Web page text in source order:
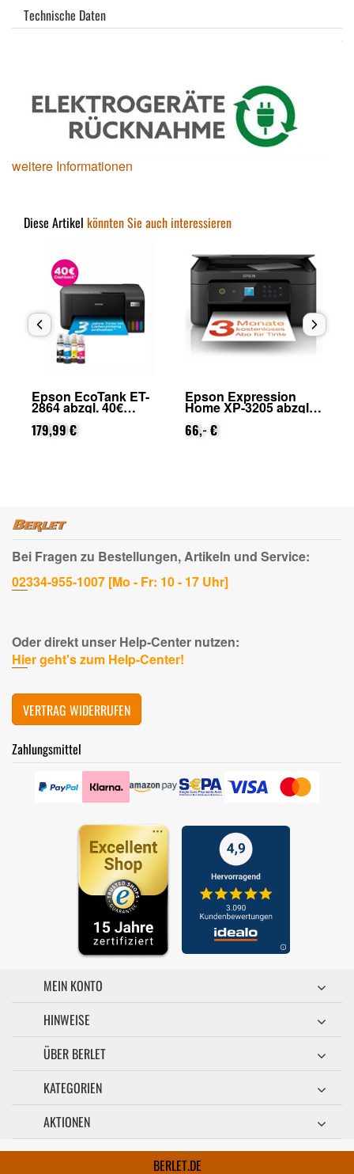
Technische Daten
weitere Informationen
Diese Artikel könnten Sie auch interessieren
Epson EcoTank ET-
2864 abzgl. 40€
Cashback (von Epson
nach Registrierung)
179,99 €
Epson Expression
Home XP-3205 abzgl.
25€ Cashback (von
Epson nach
Registrierung)
66,- €
Bei Fragen zu Bestellungen, Artikeln und Service:
02334-955-1007 [Mo - Fr: 10 - 17 Uhr]
Oder direkt unser Help-Center nutzen:
Hier geht's zum Help-Center!
VERTRAG WIDERRUFEN
Zahlungsmittel
MEIN KONTO
HINWEISE
ÜBER BERLET
KATEGORIEN
AKTIONEN
BERLET.DE